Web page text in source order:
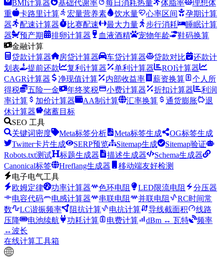
BMI计算器 基础代谢率 每日消耗热量 体脂率
理想体
重
卡路里计算 宏量营养素 饮水量 心率区间
孕期计算
器
配速计算器 比赛配速 最大力量 步行消耗
睡眠计算
器
预产期 排卵计算器 血液酒精 宠物年龄
鞋码换算
金融计算
贷款计算器
房贷计算器 车贷计算器 贷款对比
还款计
划表
提前还款 复利计算器 单利计算器
ROI计算器
CAGR计算器
净现值计算 内部收益率 薪资换算
个人所
得税
五险一金 年终奖税 小费计算器 折扣计算器
利润
率计算
加价计算器 AA制计算 汇率换算 通货膨胀
退
休计算器
储蓄目标
SEO 工具
关键词密度
Meta标签分析 Meta标签生成
OG标签生成
Twitter卡片生成
SERP预览 Sitemap生成
Sitemap验证
Robots.txt测试
标题生成器 描述生成器
Schema生成器
Canonical标签
Hreflang生成器
移动端友好检测
电子电气工具
欧姆定律
功率计算器 色环电阻 LED限流电阻
分压器
电容代码
电感计算器 串联电阻 并联电阻
RC时间常
数
LC谐振频率 阻抗计算 电抗计算 导线截面积
线路
压降
电池续航 功耗计算 电费计算 dBm ↔ 瓦特
频率
↔波长
在线计算工具箱